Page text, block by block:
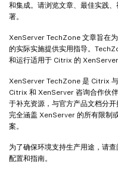
和集成。请浏览文章、最佳实践
署。
XenServer TechZone 文章旨在
的实际实施提供实用指导。
和运行适用于 Citrix 的 XenServer
XenServer TechZone 是 Citrix
Citrix 和 XenServer 咨询合作伙
于补充资源，与官方产品文档分
完全涵盖 XenServer 的所有限制
案。
为了确保环境支持生产用途，请
配置和指南。